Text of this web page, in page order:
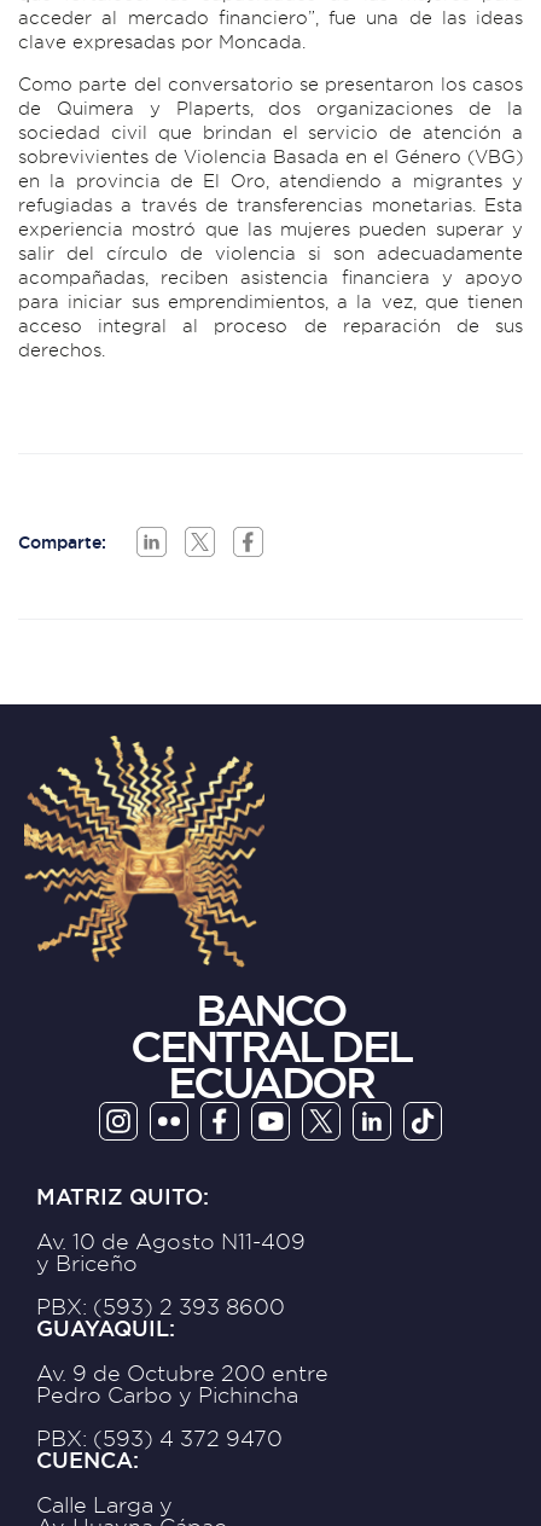
acceder al mercado financiero”, fue una de las ideas
clave expresadas por Moncada.
Como parte del conversatorio se presentaron los casos
de Quimera y Plaperts, dos organizaciones de la
sociedad civil que brindan el servicio de atención a
sobrevivientes de Violencia Basada en el Género (VBG)
en la provincia de El Oro, atendiendo a migrantes y
refugiadas a través de transferencias monetarias. Esta
experiencia mostró que las mujeres pueden superar y
salir del círculo de violencia si son adecuadamente
acompañadas, reciben asistencia financiera y apoyo
para iniciar sus emprendimientos, a la vez, que tienen
acceso integral al proceso de reparación de sus
derechos.
Comparte:
BANCO
CENTRAL DEL
ECUADOR
MATRIZ QUITO:
Av. 10 de Agosto N11-409
y Briceño
PBX: (593) 2 393 8600
GUAYAQUIL:
Av. 9 de Octubre 200 entre
Pedro Carbo y Pichincha
PBX: (593) 4 372 9470
CUENCA:
Calle Larga y